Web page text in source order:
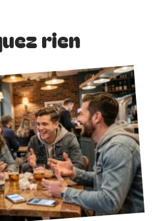
rien